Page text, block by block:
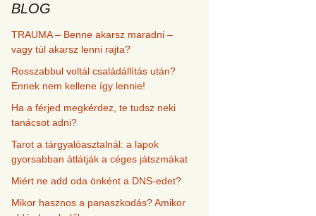
BLOG
TRAUMA – Benne akarsz maradni –
vagy túl akarsz lenni rajta?
Rosszabbul voltál családállítás után?
Ennek nem kellene így lennie!
Ha a férjed megkérdez, te tudsz neki
tanácsot adni?
Tarot a tárgyalóasztalnál: a lapok
gyorsabban átlátják a céges játszmákat
Miért ne add oda önként a DNS-edet?
Mikor hasznos a panaszkodás? Amikor